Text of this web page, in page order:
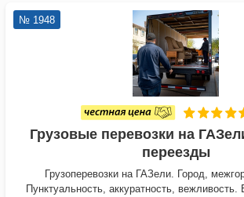
№ 1948
Грузовые перевозки на
переезды
Грузоперевозки на ГАЗели. Город,
Пунктуальность, аккуратность,